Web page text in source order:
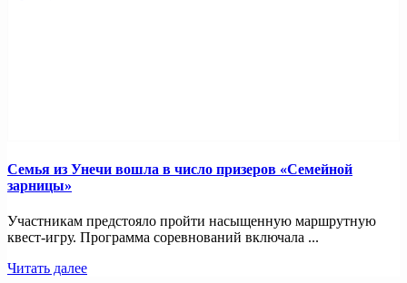
Семья из Унечи вошла в число призеров «Семейной
зарницы»
Участникам предстояло пройти насыщенную маршрутную
квест-игру. Программа соревнований включала ...
Читать далее